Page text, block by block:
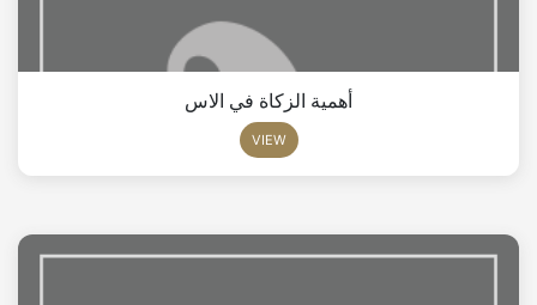
أهمية الزكاة في الاس
VIEW